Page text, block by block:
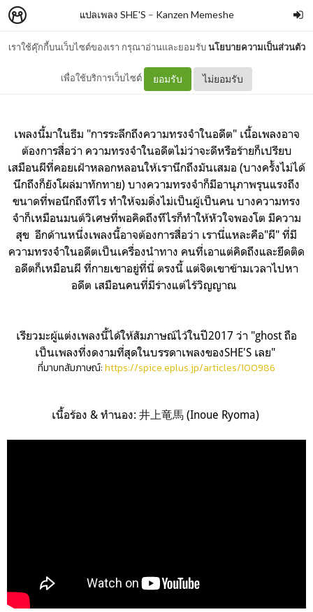
เราใช้คุ๊กกี้บนเว็บไซต์ของเรา กรุณาอ่านและยอมรับนโยบายความเป็นส่วนตัว
เพื่อใช้บริการเว็บไซต์ ยอมรับ ไม่ยอมรับ
แปลเพลง SHE'S – Kanzen Memeshe
แปลเพลง GHOST ของ SHE'S
เพลงนี้มาในธีม "การระลึกถึงความทรงจำในอดีต" เนื้อเพลงอาจ
ต้องการสื่อว่า ความทรงจำในอดีตไม่ว่าจะดีหรือร้ายก็เปรียบ
เสมือนผีที่คอยเฝ้าหลอกหลอนให้เรานึกถึงมันเสมอ (บางครั้งไม่ได้
นึกถึงก็ยังโผล่มาทักทาย) บางความทรงจำก็มีอานุภาพรุนแรงถึง
ขนาดที่พอนึกถึงทีไร ทำให้จมดิ่งไม่เป็นผู้เป็นคน บางความทรง
จำก็เหมือนมนต์วิเศษที่พอคิดถึงทีไรก็ทำให้หัวใจพองโต มีความ
สุข อีกด้านหนึ่งเพลงนี้อาจต้องการสื่อว่า เรานี่แหละคือ"ผี" ที่มี
ความทรงจำในอดีตเป็นเครื่องนำทาง คนที่เอาแต่คิดถึงและยึดติด
อดีตก็เหมือนผี ที่กายเขาอยู่ที่นี่ ตรงนี้ แต่จิตเขาข้ามเวลาไปหา
อดีต เสมือนคนที่มีร่างแต่ไร้วิญญาณ
เรียวมะผู้แต่งเพลงนี้ได้ให้สัมภาษณ์ไว้ในปี2017 ว่า "ghost ถือ
เป็นเพลงที่งดงามที่สุดในบรรดาเพลงของSHE'S เลย"
ที่มาบทสัมภาษณ์:https://spice.eplus.jp/articles/100986
เนื้อร้อง & ทำนอง: 井上竜馬 (Inoue Ryoma)